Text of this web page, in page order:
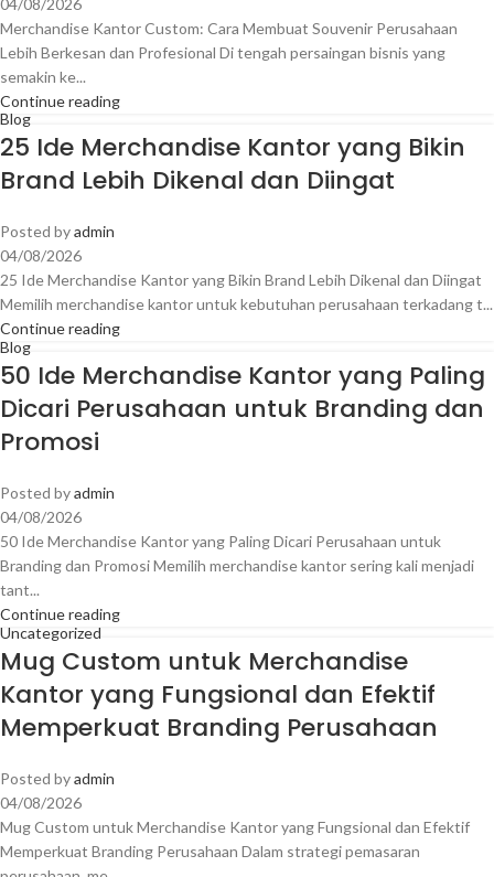
Merchandise Kantor Custom: Cara Membuat Souvenir Perusahaan
Lebih Berkesan dan Profesional Di tengah persaingan bisnis yang
semakin ke...
Continue reading
Blog
25 Ide Merchandise Kantor yang Bikin
Brand Lebih Dikenal dan Diingat
Posted byadmin
04/08/2026
25 Ide Merchandise Kantor yang Bikin Brand Lebih Dikenal dan Diingat
Memilih merchandise kantor untuk kebutuhan perusahaan terkadang t...
Continue reading
Blog
50 Ide Merchandise Kantor yang Paling
Dicari Perusahaan untuk Branding dan
Promosi
Posted byadmin
04/08/2026
50 Ide Merchandise Kantor yang Paling Dicari Perusahaan untuk
Branding dan Promosi Memilih merchandise kantor sering kali menjadi
tant...
Continue reading
Uncategorized
Mug Custom untuk Merchandise
Kantor yang Fungsional dan Efektif
Memperkuat Branding Perusahaan
Posted byadmin
04/08/2026
Mug Custom untuk Merchandise Kantor yang Fungsional dan Efektif
Memperkuat Branding Perusahaan Dalam strategi pemasaran